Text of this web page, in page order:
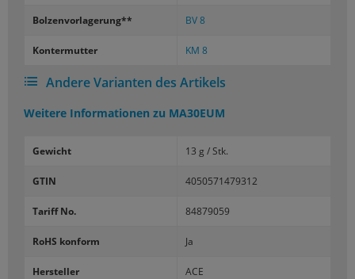
Bol­zen­vor­la­ge­rung** BV 8
Kon­ter­mut­ter KM 8
Andere Varianten des Artikels
Weitere Informationen zu MA30EUM
Gewicht 13 g / Stk.
GTIN 4050571479312
Tariff No. 84879059
RoHS konform Ja
Hersteller ACE